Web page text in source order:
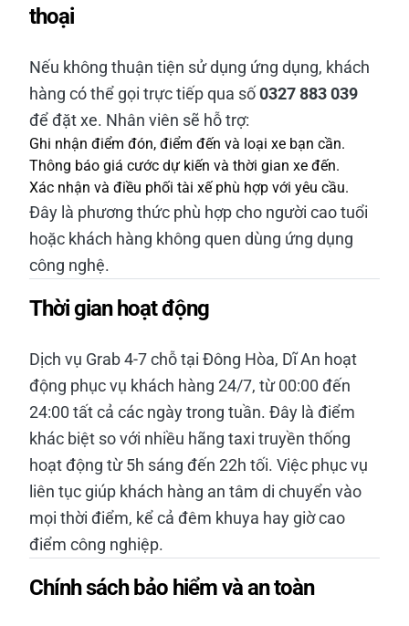
thoại
Nếu không thuận tiện sử dụng ứng dụng, khách
hàng có thể gọi trực tiếp qua số0327 883 039
để đặt xe. Nhân viên sẽ hỗ trợ:
Ghi nhận điểm đón, điểm đến và loại xe bạn cần.
Thông báo giá cước dự kiến và thời gian xe đến.
Xác nhận và điều phối tài xế phù hợp với yêu cầu.
Đây là phương thức phù hợp cho người cao tuổi
hoặc khách hàng không quen dùng ứng dụng
công nghệ.
Thời gian hoạt động
Dịch vụ Grab 4-7 chỗ tại Đông Hòa, Dĩ An hoạt
động phục vụ khách hàng 24/7, từ 00:00 đến
24:00 tất cả các ngày trong tuần. Đây là điểm
khác biệt so với nhiều hãng taxi truyền thống
hoạt động từ 5h sáng đến 22h tối. Việc phục vụ
liên tục giúp khách hàng an tâm di chuyển vào
mọi thời điểm, kể cả đêm khuya hay giờ cao
điểm công nghiệp.
Chính sách bảo hiểm và an toàn